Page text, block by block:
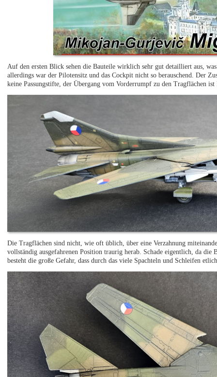
Auf den ersten Blick sehen die Bauteile wirklich sehr gut detailliert aus,
allerdings war der Pilotensitz und das Cockpit nicht so berauschend. Der
keine Passungstifte, der Übergang vom Vorderrumpf zu den Tragflächen ist
Die Tragflächen sind nicht, wie oft üblich, über eine Verzahnung
vollständig ausgefahrenen Position traurig herab. Schade eigentlich, da
besteht die große Gefahr, dass durch das viele Spachteln und Schleifen